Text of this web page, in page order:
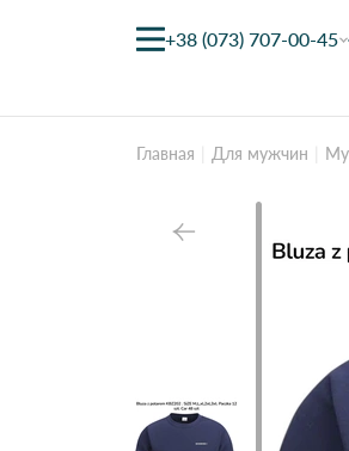
+38 (073) 707-00-45
Главная Для мужчин